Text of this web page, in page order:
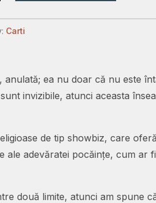
Carti
ea nu doar că nu este
invizibile, atunci aceasta
de tip showbiz, care
ale adevăratei pocăințe, cum ar
două limite, atunci am spune